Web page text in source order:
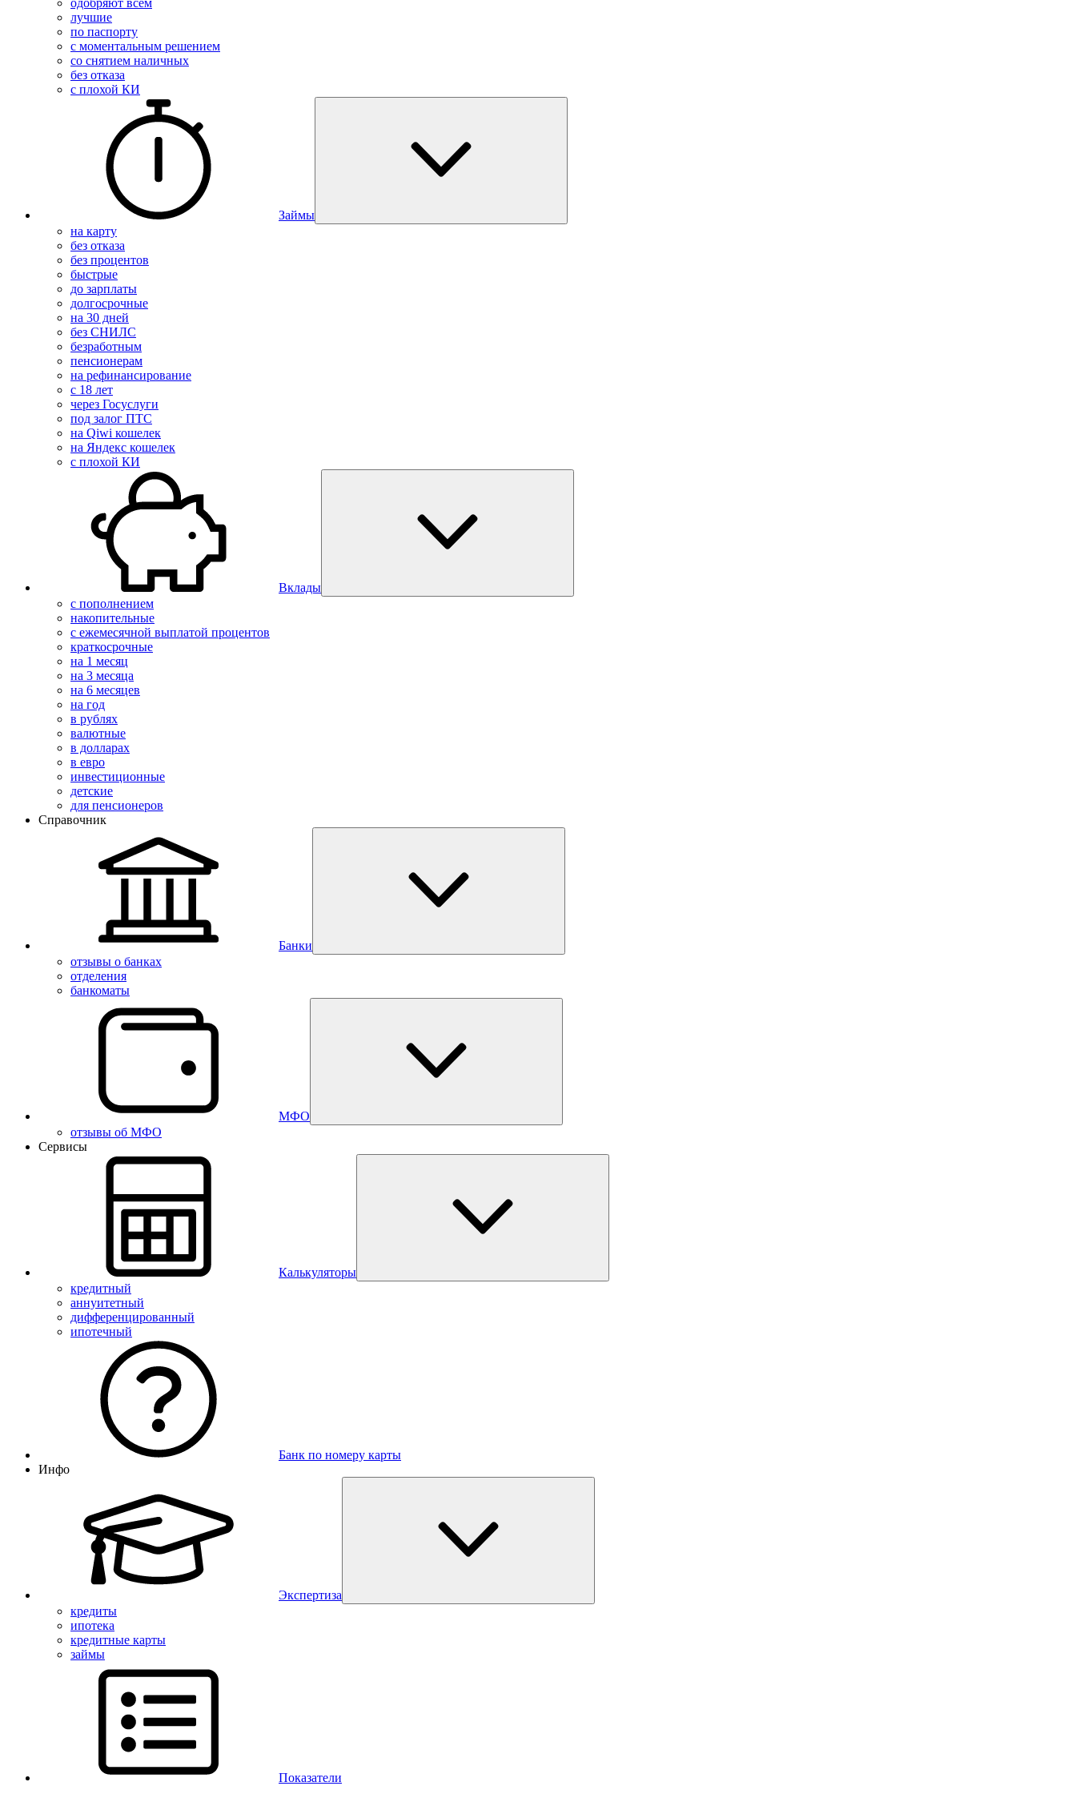
одобряют всем
лучшие
по паспорту
с моментальным решением
со снятием наличных
без отказа
с плохой КИ
Займы
на карту
без отказа
без процентов
быстрые
до зарплаты
долгосрочные
на 30 дней
без СНИЛС
безработным
пенсионерам
на рефинансирование
с 18 лет
через Госуслуги
под залог ПТС
на Qiwi кошелек
на Яндекс кошелек
с плохой КИ
Вклады
с пополнением
накопительные
с ежемесячной выплатой процентов
краткосрочные
на 1 месяц
на 3 месяца
на 6 месяцев
на год
в рублях
валютные
в долларах
в евро
инвестиционные
детские
для пенсионеров
Справочник
Банки
отзывы о банках
отделения
банкоматы
МФО
отзывы об МФО
Сервисы
Калькуляторы
кредитный
аннуитетный
дифференцированный
ипотечный
Банк по номеру карты
Инфо
Экспертиза
кредиты
ипотека
кредитные карты
займы
Показатели